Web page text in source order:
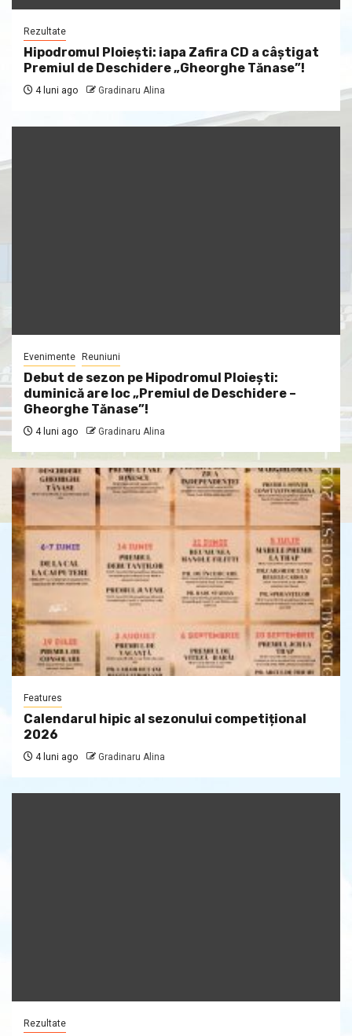
Rezultate
Hipodromul Ploieşti: iapa Zafira CD a câştigat
Premiul de Deschidere „Gheorghe Tănase”!
4 luni ago Gradinaru Alina
Evenimente Reuniuni
Debut de sezon pe Hipodromul Ploieşti:
duminică are loc „Premiul de Deschidere –
Gheorghe Tănase”!
4 luni ago Gradinaru Alina
Features
Calendarul hipic al sezonului competițional
2026
4 luni ago Gradinaru Alina
Rezultate